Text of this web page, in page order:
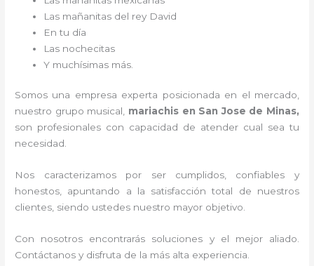
Las mañanitas del rey David
En tu día
Las nochecitas
Y muchísimas más.
Somos una empresa experta posicionada en el mercado,
nuestro grupo musical, mariachis en San Jose de Minas,
son profesionales con capacidad de atender cual sea tu
necesidad.
Nos caracterizamos por ser cumplidos, confiables y
honestos, apuntando a la satisfacción total de nuestros
clientes, siendo ustedes nuestro mayor objetivo.
Con nosotros encontrarás soluciones y el mejor aliado.
Contáctanos y disfruta de la más alta experiencia.